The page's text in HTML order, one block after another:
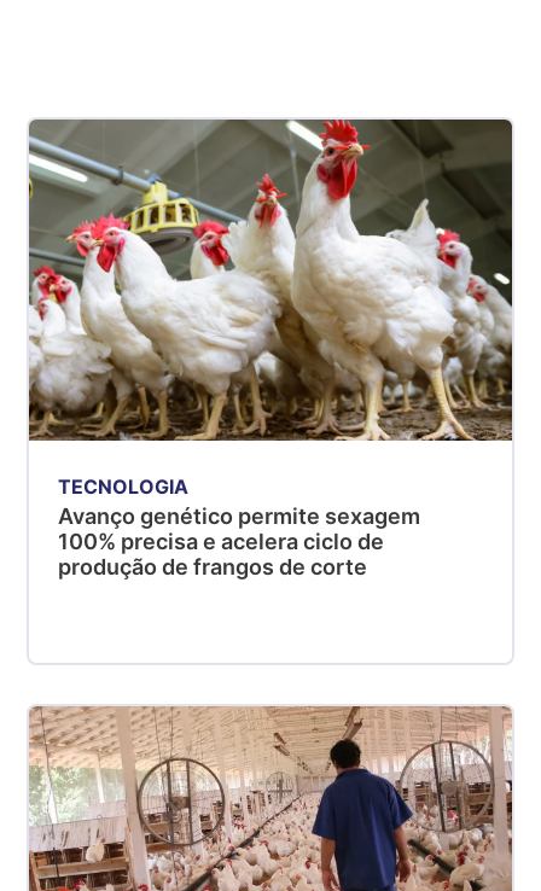
TECNOLOGIA
Avanço genético permite sexagem
100% precisa e acelera ciclo de
produção de frangos de corte